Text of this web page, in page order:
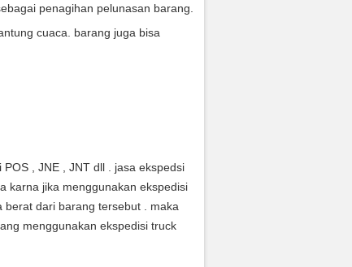
penagihan pelunasan barang.
cuaca. barang juga bisa
, JNE , JNT dll . jasa ekspedsi
karna jika menggunakan ekspedisi
berat dari barang tersebut . maka
menggunakan ekspedisi truck